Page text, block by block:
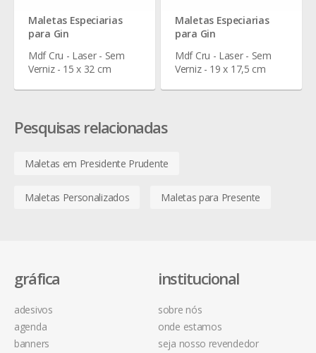
Maletas Especiarias
para Gin
Mdf Cru - Laser - Sem
Verniz - 15 x 32 cm
Maletas Especiarias
para Gin
Mdf Cru - Laser - Sem
Verniz - 19 x 17,5 cm
Pesquisas relacionadas
Maletas em Presidente Prudente
Maletas Personalizados Maletas para Presente
institucional
sobre nós
onde estamos
seja nosso revendedor
gráfica
adesivos
agenda
banners